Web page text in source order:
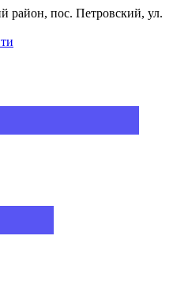
район, пос. Петровский, ул.